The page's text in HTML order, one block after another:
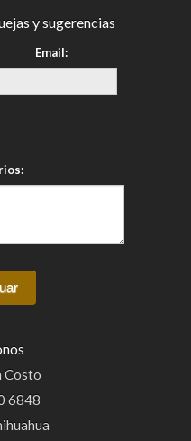
y sugerencias
Email:
Costo
6848